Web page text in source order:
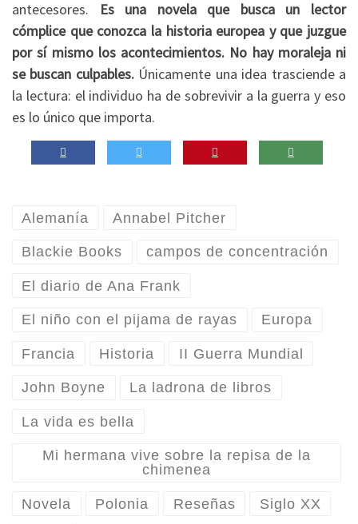
antecesores.
Es una novela que busca un lector
cómplice que conozca la historia europea y que juzgue
por sí mismo los acontecimientos. No hay moraleja ni
se buscan culpables.Únicamente una idea trasciende a
la lectura: el individuo ha de sobrevivir a la guerra y eso
es lo único que importa.
Alemanía Annabel Pitcher
Blackie Books campos de concentración
El diario de Ana Frank
El niño con el pijama de rayas Europa
Francia Historia II Guerra Mundial
John Boyne La ladrona de libros
La vida es bella
Mi hermana vive sobre la repisa de la
chimenea
Novela Polonia Reseñas Siglo XX